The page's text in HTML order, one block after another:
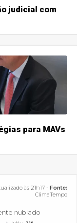
judicial com
para MAVs
às 21h17 - Fonte:
ClimaTempo
nublado